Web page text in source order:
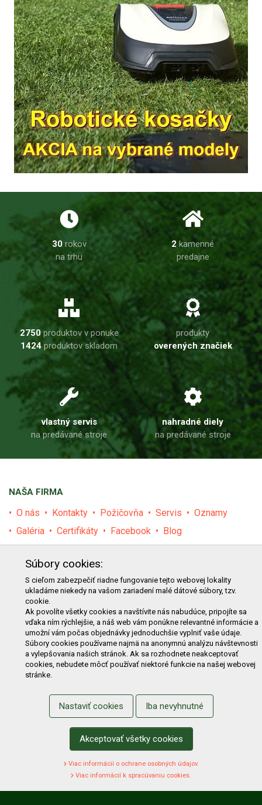
30rokov
na trhu
2 kamenné
predajne
2750produktov v ponuke
1424produktov skladom
produkty
overených značiek
vlastný servis
na predávané stroje
nahradné diely
na predávané stroje
NAŠA FIRMA
O nás Kontakty Požičovňa Servis
Oznamy
Galéria
Certifikáty Facebook Blog
E-shop Akcie Darčekové poukážky
Katalógy
Zľavy
Novinky Predávané značky
Bazár
Výzvy pre obce a firmy
NAKUPOVANIE
Obchodné podmienky
Cenník prepravy
Reklamačný poriadok
Odstúpenie od kúpy
Protokol na odstúpenie od kúpy
Alternatívne riešenie sporu
Ochrana osobných údajov
Používanie cookies
Nákup na splátky
Registrácia Košík
Zmena údajov
Zmena hesla
Prihlasiť sa na odber noviniek
Súbory cookies:
S cieľom zabezpečiť riadne fungovanie tejto webovej lokality
ukladáme niekedy na vašom zariadení malé dátové súbory, tzv.
cookie.
Ak povolíte všetky cookies a navštívite nás nabudúce, pripojíte sa
vďaka ním rýchlejšie, a náš web vám ponúkne relevantné informácie a
umožní vám počas objednávky jednoduchšie vyplniť vaše údaje.
Súbory cookies používame najmä na anonymnú analýzu návštevnosti
a vylepšovania našich stránok. Ak sa rozhodnete neakceptovať
cookies, nebudete môcť používať niektoré funkcie na našej webovej
stránke.
Nastaviť cookies Iba nevyhnutné
Akceptovať všetky cookies
Viac informácií o ochrane osobných údajov.
Viac informácií k spracúvaniu cookies.